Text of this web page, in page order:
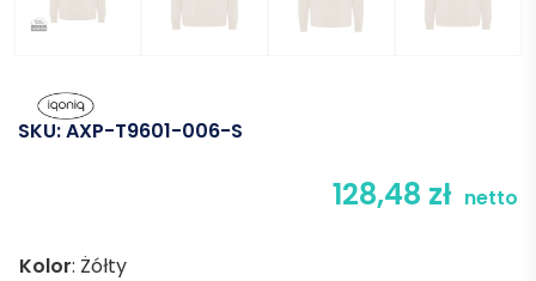
SKU:AXP-T9601-006-S
128,48 zł netto
Kolor: Żółty